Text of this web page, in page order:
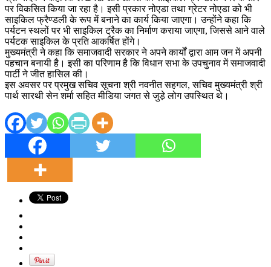
पर विकसित किया जा रहा है। इसी प्रकार नोएडा तथा ग्रेटर नोएडा को भी
साइकिल फ्रैण्डली के रूप में बनाने का कार्य किया जाएगा। उन्होंने कहा कि
पर्यटन स्थलों पर भी साइकिल ट्रैक का निर्माण कराया जाएगा, जिससे आने वाले
पर्यटक साइकिल के प्रति आकर्षित होंगे।
मुख्यमंत्री ने कहा कि समाजवादी सरकार ने अपने कार्यों द्वारा आम जन में अपनी
पहचान बनायी है। इसी का परिणाम है कि विधान सभा के उपचुनाव में समाजवादी
पार्टी ने जीत हासिल की।
इस अवसर पर प्रमुख सचिव सूचना श्री नवनीत सहगल, सचिव मुख्यमंत्री श्री
पार्थ सारथी सेन शर्मा सहित मीडिया जगत से जुडे़ लोग उपस्थित थे।